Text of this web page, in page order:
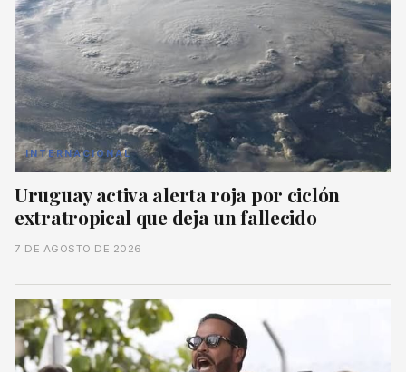
INTERNACIONAL
Uruguay activa alerta roja por ciclón
extratropical que deja un fallecido
7 DE AGOSTO DE 2026